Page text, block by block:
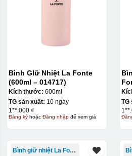
đây là kiểu hộp quay xách lót
thêm tiền
Bình GIữ Nhiệt La Fonte
(600ml – 014717)
Kích thước: 600ml
TG sản xuất: 10 ngày
1**.000 ₫
Đăng kýhoặc Đăng nhậpđể xem giá
TG
Bình giữ nhiệt La Fonte